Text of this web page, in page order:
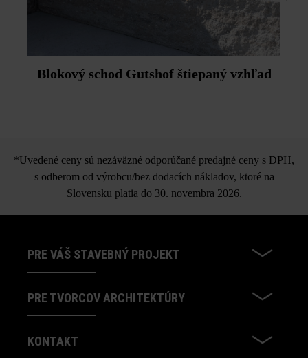
Blokový schod Gutshof štiepaný vzhľad
*Uvedené ceny sú nezáväzné odporúčané predajné ceny s DPH,
s odberom od výrobcu/bez dodacích nákladov, ktoré na
Slovensku platia do 30. novembra 2026.
PRE VÁŠ STAVEBNÝ PROJEKT
PRE TVORCOV ARCHITEKTÚRY
KONTAKT